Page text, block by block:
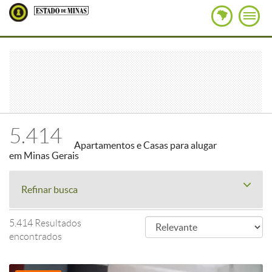
5.414
Apartamentos e Casas para alugar
em Minas Gerais
Refinar busca
5.414 Resultados
encontrados